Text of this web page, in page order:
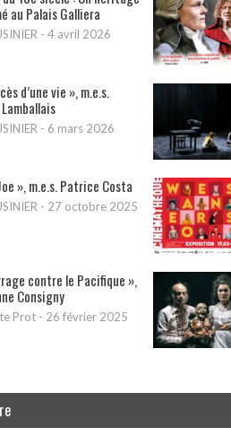
au Palais Galliera
- 4 avril 2026
d’une vie », m.e.s.
- 6 mars 2026
», m.e.s. Patrice Costa
- 27 octobre 2025
contre le Pacifique »,
Consigny
Prot - 26 février 2025